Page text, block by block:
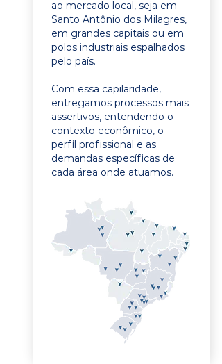
ao mercado local, seja em
Santo Antônio dos Milagres,
em grandes capitais ou em
polos industriais espalhados
pelo país.
Com essa capilaridade,
entregamos processos mais
assertivos, entendendo o
contexto econômico, o
perfil profissional e as
demandas específicas de
cada área onde atuamos.